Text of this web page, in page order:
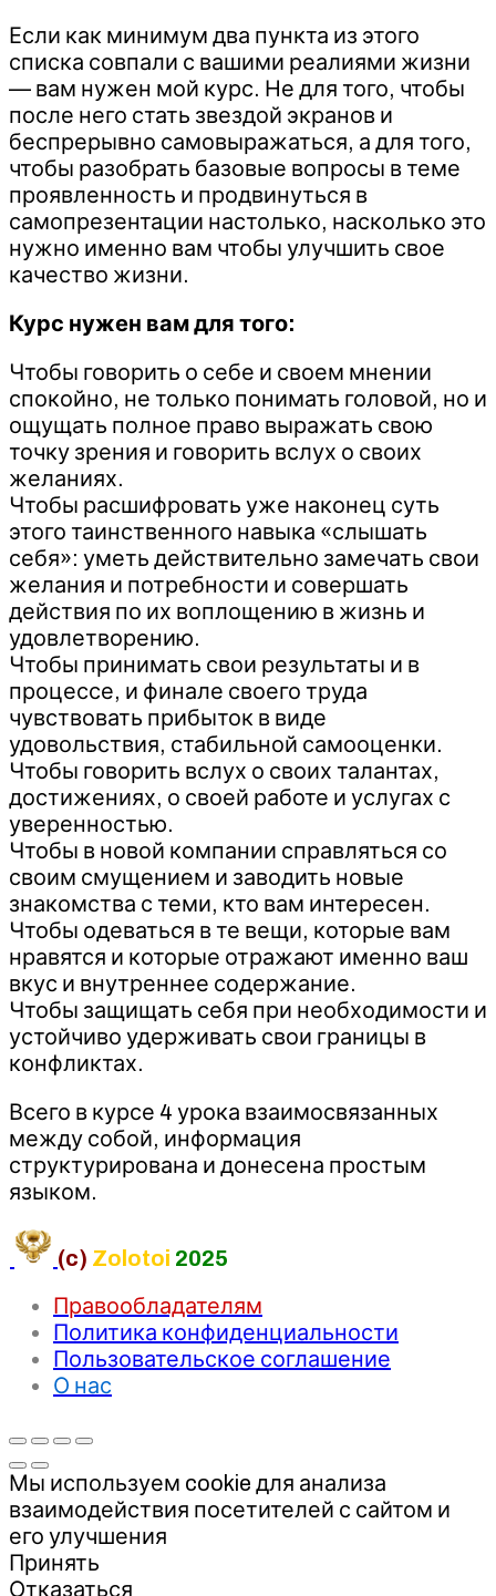
Если как минимум два пункта из этого
списка совпали с вашими реалиями жизни
— вам нужен мой курс. Не для того, чтобы
после него стать звездой экранов и
беспрерывно самовыражаться, а для того,
чтобы разобрать базовые вопросы в теме
проявленность и продвинуться в
самопрезентации настолько, насколько это
нужно именно вам чтобы улучшить свое
качество жизни.
Курс нужен вам для того:
Чтобы говорить о себе и своем мнении
спокойно, не только понимать головой, но и
ощущать полное право выражать свою
точку зрения и говорить вслух о своих
желаниях.
Чтобы расшифровать уже наконец суть
этого таинственного навыка «слышать
себя»: уметь действительно замечать свои
желания и потребности и совершать
действия по их воплощению в жизнь и
удовлетворению.
Чтобы принимать свои результаты и в
процессе, и финале своего труда
чувствовать прибыток в виде
удовольствия, стабильной самооценки.
Чтобы говорить вслух о своих талантах,
достижениях, о своей работе и услугах с
уверенностью.
Чтобы в новой компании справляться со
своим смущением и заводить новые
знакомства с теми, кто вам интересен.
Чтобы одеваться в те вещи, которые вам
нравятся и которые отражают именно ваш
вкус и внутреннее содержание.
Чтобы защищать себя при необходимости и
устойчиво удерживать свои границы в
конфликтах.
Всего в курсе 4 урока взаимосвязанных
между собой, информация
структурирована и донесена простым
языком.
(c) Zolotoi 2025
Правообладателям
Политика конфиденциальности
Пользовательское соглашение
О нас
Мы используем cookie для анализа
взаимодействия посетителей с сайтом и
его улучшения
Принять
Отказаться